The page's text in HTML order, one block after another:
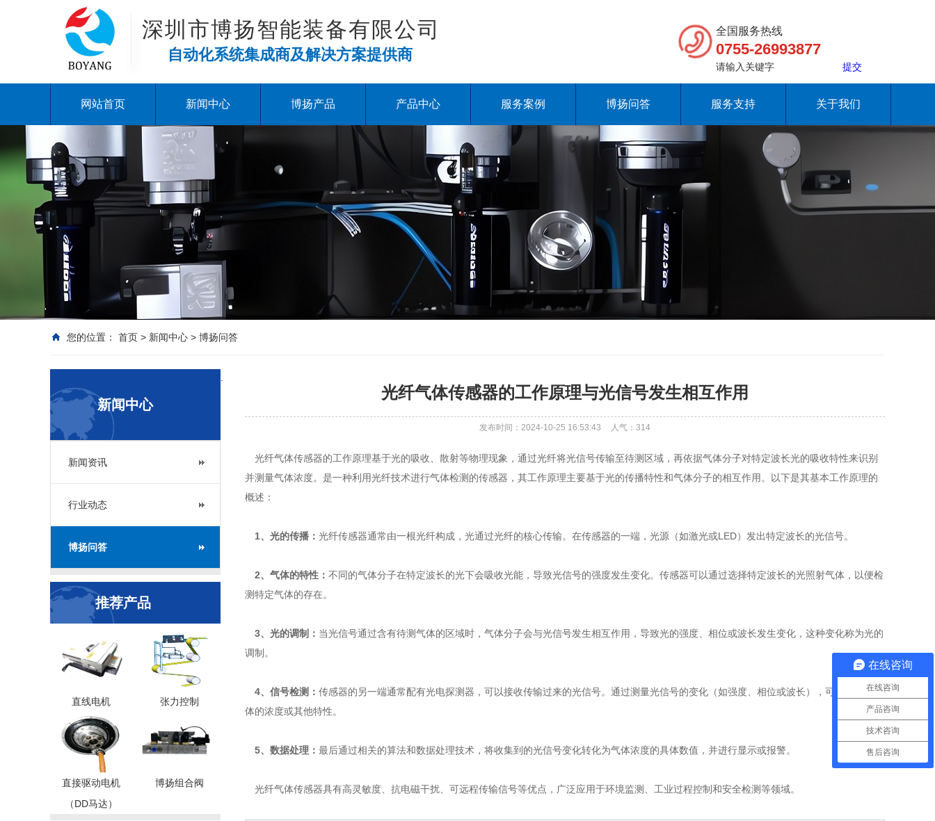
深圳市博扬智能装备有限公司
自动化系统集成商及解决方案提供商
全国服务热线
0755-26993877
网站首页 新闻中心 博扬产品 产品中心 服务案例 博扬问答 服务支持 关于我们
您的位置： 首页 > 新闻中心 > 博扬问答
新闻中心
新闻资讯
行业动态
博扬问答
推荐产品
直线电机 张力控制
直接驱动电机
（DD马达）
博扬组合阀
光纤气体传感器的工作原理与光信号发生相互作用
发布时间：2024-10-25 16:53:43 人气： 314
光纤气体传感器的工作原理基于光的吸收、散射等物理现象，通过光纤将光信号传输至待测区域，再依据气体分子对特定波长光的吸收特性来识别
并测量气体浓度。是一种利用光纤技术进行气体检测的传感器，其工作原理主要基于光的传播特性和气体分子的相互作用。以下是其基本工作原理的
概述：
1、光的传播： 光纤传感器通常由一根光纤构成，光通过光纤的核心传输。在传感器的一端，光源（如激光或LED）发出特定波长的光信号。
2、气体的特性： 不同的气体分子在特定波长的光下会吸收光能，导致光信号的强度发生变化。传感器可以通过选择特定波长的光照射气体，以便检
测特定气体的存在。
3、光的调制： 当光信号通过含有待测气体的区域时，气体分子会与光信号发生相互作用，导致光的强度、相位或波长发生变化，这种变化称为光的
调制。
4、信号检测： 传感器的另一端通常配有光电探测器，可以接收传输过来的光信号。通过测量光信号的变化（如强度、相位或波长），可以推断出气
体的浓度或其他特性。
5、数据处理： 最后通过相关的算法和数据处理技术，将收集到的光信号变化转化为气体浓度的具体数值，并进行显示或报警。
光纤气体传感器具有高灵敏度、抗电磁干扰、可远程传输信号等优点，广泛应用于环境监测、工业过程控制和安全检测等领域。
在线咨询
在线咨询
产品咨询
技术咨询
售后咨询